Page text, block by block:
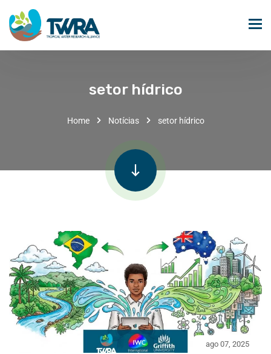
setor hídrico
Home Notícias setor hídrico
ago 07, 2025